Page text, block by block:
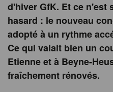
d'hiver GfK. Et ce n'est
hasard : le nouveau
adopté à un rythme
Ce qui valait bien un
Etienne et à Beyne-
fraîchement rénovés.